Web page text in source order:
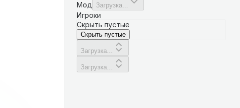
Мод Загрузка...
Игроки
Скрыть пустые
Скрыть пустые
Загрузка...
Загрузка...